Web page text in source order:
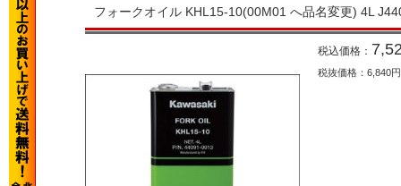
フォークオイル KHL15-10(00M01 へ品名変更) 4L
税込価格：
税抜価格：6,840円